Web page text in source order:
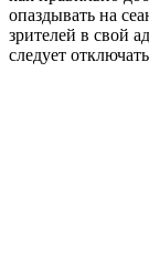
опаздывать на
зрителей в свой
следует